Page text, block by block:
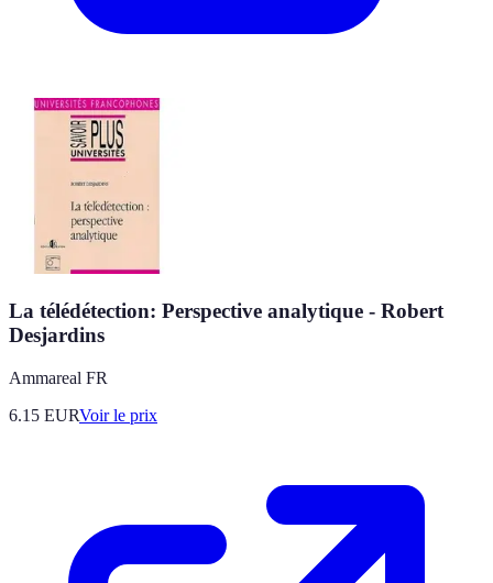
La télédétection: Perspective analytique - Robert
Desjardins
Ammareal FR
6.15 EURVoir le prix